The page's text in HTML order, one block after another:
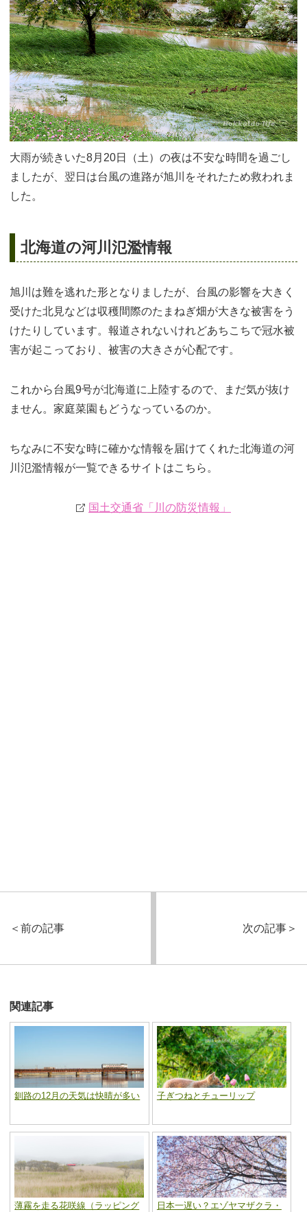
大雨が続きいた8月20日（土）の夜は不安な時間を過ごし
ましたが、翌日は台風の進路が旭川をそれたため救われま
した。
北海道の河川氾濫情報
旭川は難を逃れた形となりましたが、台風の影響を大きく
受けた北見などは収穫間際のたまねぎ畑が大きな被害をう
けたりしています。報道されないけれどあちこちで冠水被
害が起こっており、被害の大きさが心配です。
これから台風9号が北海道に上陸するので、まだ気が抜け
ません。家庭菜園もどうなっているのか。
ちなみに不安な時に確かな情報を届けてくれた北海道の河
川氾濫情報が一覧できるサイトはこちら。
国土交通省「川の防災情報」
＜ 前の記事 次の記事 ＞
関連記事
釧路の12月の天気は快晴が多い 子ぎつねとチューリップ
薄霧を走る花咲線（ラッピング 日本一遅い？エゾヤマザクラ・